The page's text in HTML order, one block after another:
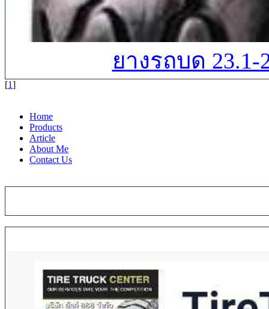
ยางรถบด 23.1-
[1]
Home
Products
Article
About Me
Contact Us